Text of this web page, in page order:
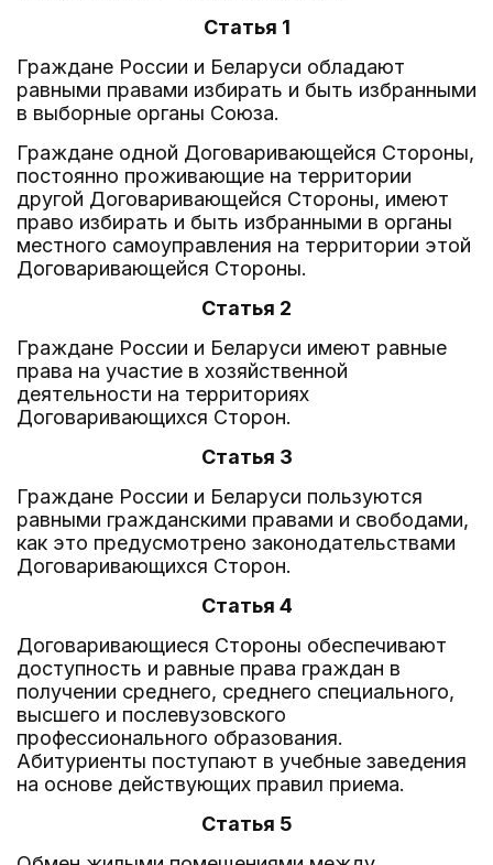
Статья 1
Граждане России и Беларуси обладают
равными правами избирать и быть избранными
в выборные органы Союза.
Граждане одной Договаривающейся Стороны,
постоянно проживающие на территории
другой Договаривающейся Стороны, имеют
право избирать и быть избранными в органы
местного самоуправления на территории этой
Договаривающейся Стороны.
Статья 2
Граждане России и Беларуси имеют равные
права на участие в хозяйственной
деятельности на территориях
Договаривающихся Сторон.
Статья 3
Граждане России и Беларуси пользуются
равными гражданскими правами и свободами,
как это предусмотрено законодательствами
Договаривающихся Сторон.
Статья 4
Договаривающиеся Стороны обеспечивают
доступность и равные права граждан в
получении среднего, среднего специального,
высшего и послевузовского
профессионального образования.
Абитуриенты поступают в учебные заведения
на основе действующих правил приема.
Статья 5